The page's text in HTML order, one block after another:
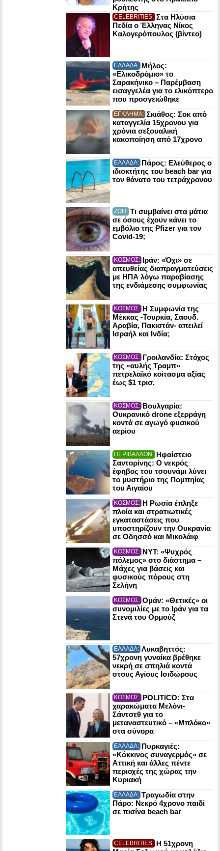
Κρήτης
CELEBRITIES: Στα Ηλύσια
Πεδία ο Έλληνας Νίκος
Καλογερόπουλος (βίντεο)
ΕΛΛΑΔΑ: Μήλος:
«Ελικοδρόμιο» το
Σαρακήνικο – Παρέμβαση
εισαγγελέα για το ελικόπτερο
που προσγειώθηκε
ΕΓΚΛΗΜΑ: Σκιάθος: Σοκ από
καταγγελία 15χρονου για
χρόνια σεξουαλική
κακοποίηση από 17χρονο
ΕΛΛΑΔΑ: Πάρος: Ελεύθερος ο
ιδιοκτήτης του beach bar για
τον θάνατο του τετράχρονου
ΖΩΗ: Τι συμβαίνει στα μάτια
σε όσους έχουν κάνει το
εμβόλιο της Pfizer για τον
Covid-19;
ΚΟΣΜΟΣ: Ιράν: «Όχι» σε
απευθείας διαπραγματεύσεις
με ΗΠΑ λόγω παραβίασης
της ενδιάμεσης συμφωνίας
ΚΟΣΜΟΣ: Η Συμφωνία της
Μέκκας -Τουρκία, Σαουδ.
Αραβία, Πακιστάν- απειλεί
Ισραήλ και Ινδία;
ΚΟΣΜΟΣ: Γροιλανδία: Στόχος
της «αυλής Τραμπ»
πετρελαϊκό κοίτασμα αξίας
έως $1 τρισ.
ΚΟΣΜΟΣ: Βουλγαρία:
Ουκρανικό drone εξερράγη
κοντά σε αγωγό φυσικού
αερίου
ΠΕΡΙΒΑΛΛΟΝ: Ηφαίστειο
Σαντορίνης: Ο νεκρός
έφηβος του τσουνάμι λύνει
το μυστήριο της Πομπηίας
του Αιγαίου
ΚΟΣΜΟΣ: Η Ρωσία έπληξε
πλοία και στρατιωτικές
εγκαταστάσεις που
υποστηρίζουν την Ουκρανία
σε Οδησσό και Μικολάιφ
ΚΟΣΜΟΣ: NYT: «Ψυχρός
πόλεμος» στο διάστημα –
Μάχες για βάσεις και
φυσικούς πόρους στη
Σελήνη
ΚΟΣΜΟΣ: Ομάν: «Θετικές» οι
συνομιλίες με το Ιράν για τα
Στενά του Ορμούζ
ΕΛΛΑΔΑ: Λυκαβηττός:
57χρονη γυναίκα βρέθηκε
νεκρή σε σπηλιά κοντά
στους Αγίους Ισιδώρους
ΚΟΣΜΟΣ: POLITICO: Στα
χαρακώματα Μελόνι-
Σάντσεθ για το
μεταναστευτικό – «Μπλόκο»
στα σύνορα
ΕΛΛΑΔΑ: Πυρκαγιές:
«Κόκκινος συναγερμός» σε
Αττική και άλλες πέντε
περιοχές της χώρας την
Κυριακή
ΕΛΛΑΔΑ: Τραγωδία στην
Πάρο: Νεκρό 4χρονο παιδί
σε πισίνα beach bar
CELEBRITIES: Η 51χρονη